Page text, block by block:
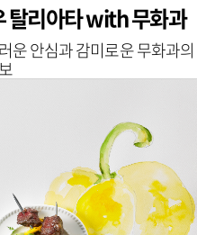
탈리아타 with 무화과
운 안심과 감미로운 무화과의